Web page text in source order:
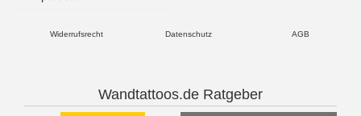
Widerrufsrecht Datenschutz AGB
Wandtattoos.de Ratgeber